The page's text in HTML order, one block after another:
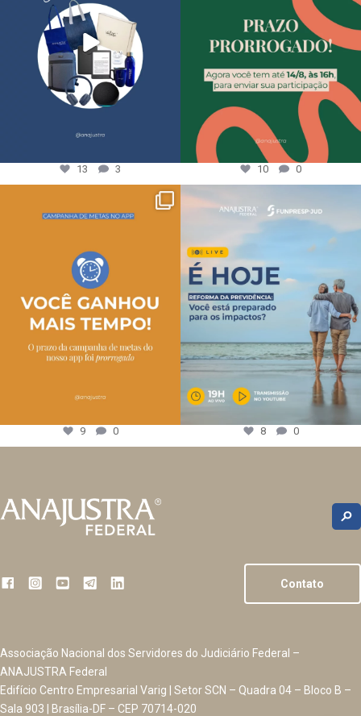
13 3 10 0
9 0 8 0
Contato
Associação Nacional dos Servidores do Judiciário Federal –
ANAJUSTRA Federal
Edifício Centro Empresarial Varig | Setor SCN – Quadra 04 – Bloco B –
Sala 903 | Brasília-DF – CEP 70714-020